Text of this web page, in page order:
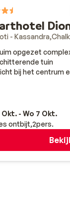
- Kassandra
opgezet
tuin
bij het centrum
Okt. - Wo 7 Okt.
ontbijt 2pers.